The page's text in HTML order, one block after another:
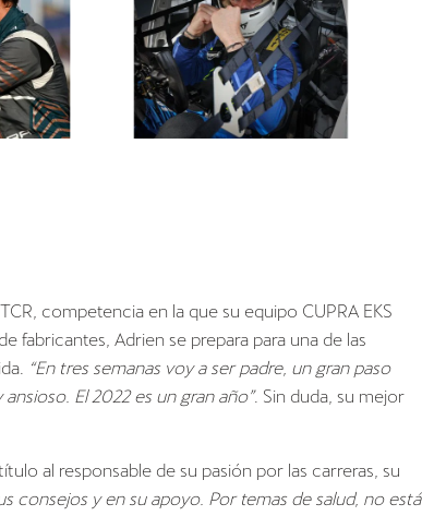
competencia en la que su equipo CUPRA EKS
fabricantes, Adrien se prepara para una de las
“En tres semanas voy a ser padre, un gran paso
El 2022 es un gran año”. Sin duda, su mejor
al responsable de su pasión por las carreras, su
consejos y en su apoyo. Por temas de salud, no está